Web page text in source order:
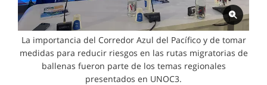
La importancia del Corredor Azul del Pacífico y de tomar
medidas para reducir riesgos en las rutas migratorias de
ballenas fueron parte de los temas regionales
presentados en UNOC3.